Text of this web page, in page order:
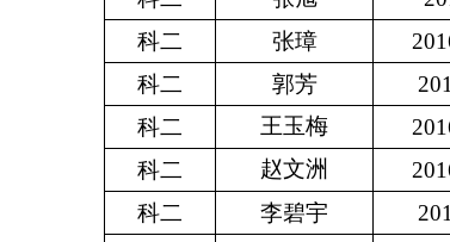
科二
张璋
科二
郭芳
科二
王玉梅
科二
赵文洲
科二
李碧宇